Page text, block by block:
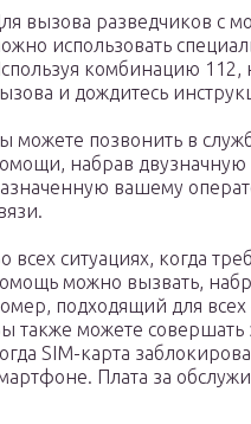
вызова разведчиков с
использовать
комбинацию 112,
и дождитесь
можете позвонить в
набрав
вашему
всех ситуациях, когда
можно вызвать,
подходящий для всех
также можете совершать
SIM-карта
Плата за